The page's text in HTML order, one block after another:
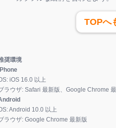
TOPへ
奨環境
iOS 16.0 以上
ラウザ: Safari 最新版、Google Chrome
Android 10.0 以上
ラウザ: Google Chrome 最新版